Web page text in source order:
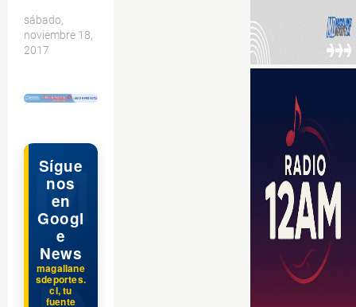
sábado,
noviembre 18,
2017
Sígue
nos
en
Googl
e
News
magallane
sdeportes.
cl, tu
fuente